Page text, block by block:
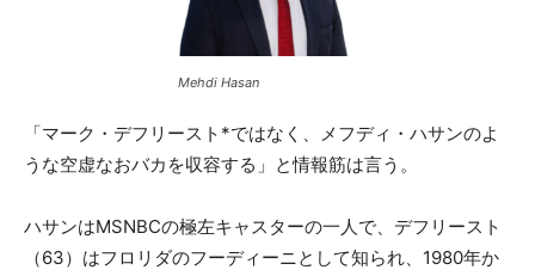
Mehdi Hasan
「マーク・デフリースト*ではなく、メフディ・ハサンのよ
うな空虚なおバカを収容する」と情報筋は言う。
ハサンはMSNBCの極左キャスターの一人で、デフリースト
（63）はフロリダのフーディーニとして知られ、1980年か